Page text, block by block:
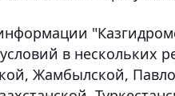
в нескольких
Жамбылской,